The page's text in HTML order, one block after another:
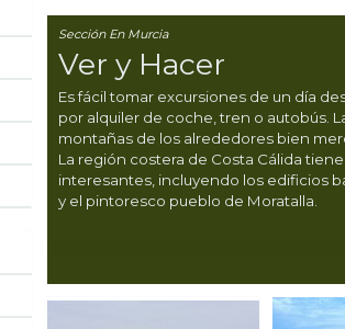
Sección En Murcia
Ver y Hacer
Es fácil tomar excursiones de un día
por alquiler de coche, tren o autobús.
montañas de los alrededores bien
La región costera de Costa Cálida
interesantes, incluyendo los edificios
y el pintoresco pueblo de Moratalla.